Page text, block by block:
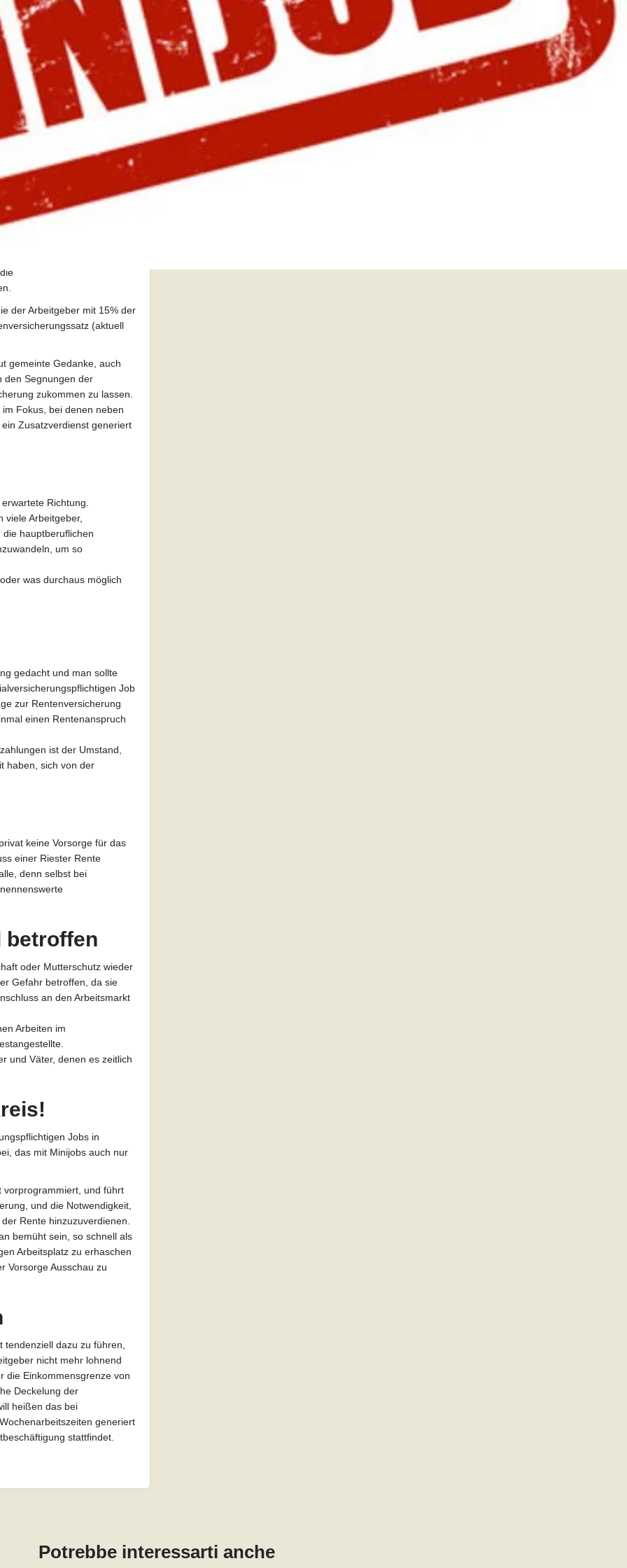
Preferito Condividi Lascia una recensione
damals „geringfügige
zumindest geringen
wurde.
angehoben.
und in diesem Betrag
der Arbeitgeber mit 15% der
(aktuell
gemeinte Gedanke, auch
den Segnungen der
zukommen zu lassen.
Fokus, bei denen neben
Zusatzverdienst generiert
Richtung.
viele Arbeitgeber,
hauptberuflichen
um so
was durchaus möglich
gedacht und man sollte
Job
zur Rentenversicherung
einen Rentenanspruch
ist der Umstand,
haben, sich von der
keine Vorsorge für das
einer Riester Rente
denn selbst bei
betroffen
oder Mutterschutz wieder
Gefahr betroffen, da sie
an den Arbeitsmarkt
Arbeiten im
und Väter, denen es zeitlich
Jobs in
das mit Minijobs auch nur
vorprogrammiert, und führt
und die Notwendigkeit,
Rente hinzuzuverdienen.
bemüht sein, so schnell als
Arbeitsplatz zu erhaschen
Vorsorge Ausschau zu
dazu zu führen,
nicht mehr lohnend
die Einkommensgrenze von
Deckelung der
heißen das bei
generiert
stattfindet.
Categoria
Lavoro Subordinato
Potrebbe interessarti anche